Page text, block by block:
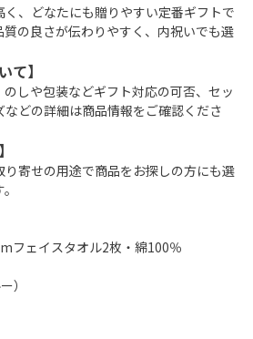
、どなたにも贈りやすい定番ギフトで
の良さが伝わりやすく、内祝いでも選
て】
しや包装などギフト対応の可否、セッ
などの詳細は商品情報をご確認くださ
寄せの用途で商品をお探しの方にも選
ェイスタオル2枚・綿100％
）